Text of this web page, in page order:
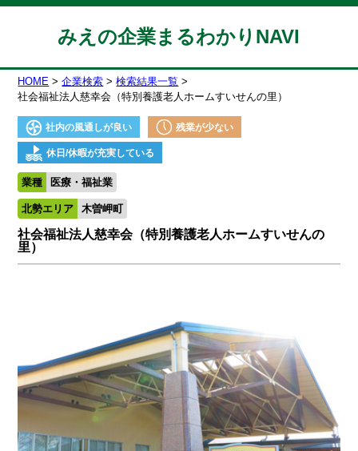
みえの企業まるわかりNAVI
HOME 企業検索
検索結果一覧
社会福祉法人慈幸会（特別養護老人ホームすいせんの里）
社内の風通しが良い 残業が少ない
休日/休暇が充実している
業種 医療・福祉業
北勢エリア 木曽岬町
社会福祉法人慈幸会（特別養護老人ホームすいせんの
里）